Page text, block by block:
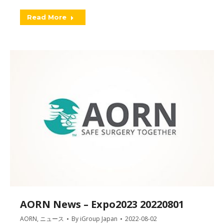
Read More
AORN News – Expo2023 20220801
AORN, ニュース By iGroup Japan 2022-08-02